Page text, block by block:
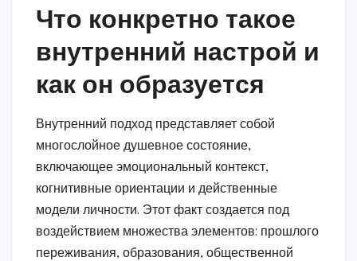
Что конкретно такое
внутренний настрой и
как он образуется
Внутренний подход представляет собой
многослойное душевное состояние,
включающее эмоциональный контекст,
когнитивные ориентации и действенные
модели личности. Этот факт создается под
воздействием множества элементов: прошлого
переживания, образования, общественной